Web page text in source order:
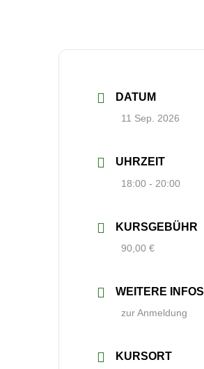
DATUM
11 Sep. 2026
UHRZEIT
18:00 - 20:00
KURSGEBÜHR
90,00 €
WEITERE INFOS
zur Anmeldung
KURSORT